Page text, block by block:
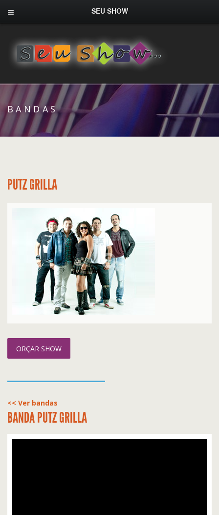
SEU SHOW
BANDAS
PUTZ GRILLA
ORÇAR SHOW
<< Ver bandas
BANDA PUTZ GRILLA